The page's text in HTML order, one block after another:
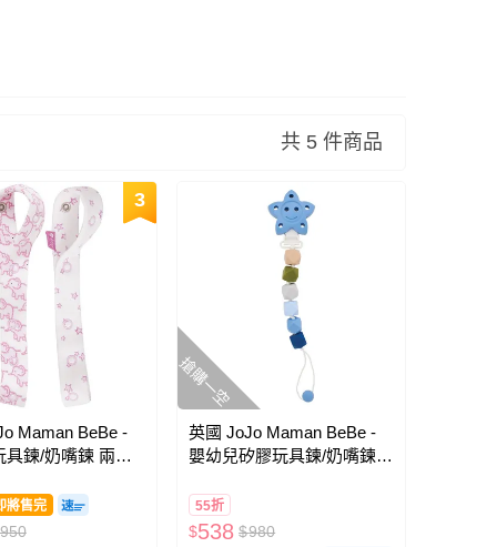
共 5 件商品
3
Maman BeBe -
具鍊/奶嘴鍊 兩入
將售完
950
搶購一空
英國 JoJo Maman BeBe -
嬰幼兒矽膠玩具鍊/奶嘴鍊-
55折
$538 $980